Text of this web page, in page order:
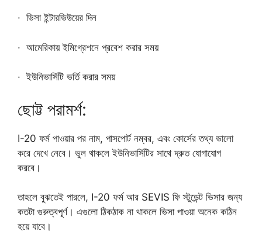
· ভিসা ইন্টারভিউয়ের দিন
· আমেরিকায় ইমিগ্রেশনে প্রবেশ করার সময়
· ইউনিভার্সিটি ভর্তি করার সময়
ছোট্ট পরামর্শ:
I-20 ফর্ম পাওয়ার পর নাম, পাসপোর্ট নম্বর, এবং কোর্সের তথ্য ভালো
করে দেখে নেবে। ভুল থাকলে ইউনিভার্সিটির সাথে দ্রুত যোগাযোগ
করবে।
তাহলে বুঝতেই পারলে, I-20 ফর্ম আর SEVIS ফি স্টুডেন্ট ভিসার জন্য
কতটা গুরুত্বপূর্ণ। এগুলো ঠিকঠাক না থাকলে ভিসা পাওয়া অনেক কঠিন
হয়ে যাবে।